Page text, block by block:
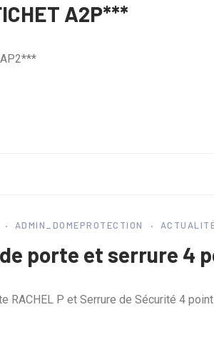
A2P***
ADMIN_DOMEPROTECTION
porte et serrure 4
RACHEL P et Serrure de Sécurité 4